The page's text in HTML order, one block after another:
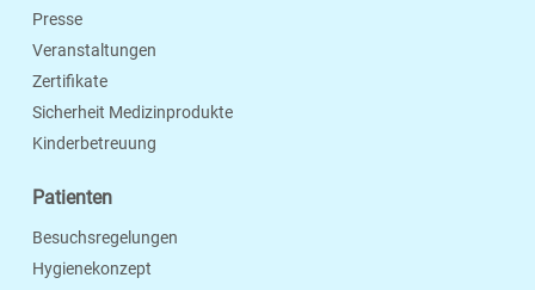
Presse
Veranstaltungen
Zertifikate
Sicherheit Medizinprodukte
Kinderbetreuung
Patienten
Besuchsregelungen
Hygienekonzept